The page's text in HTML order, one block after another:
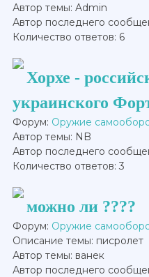
Автор темы: Admin
Автор последнего
Количество ответов: 6
Хорхе -
украинского
Форум: Оружие
Автор темы: NB
Автор последнего
Количество ответов: 3
можно ли ????
Форум: Оружие
Описание темы: писролет
Автор темы: ванек
Автор последнего